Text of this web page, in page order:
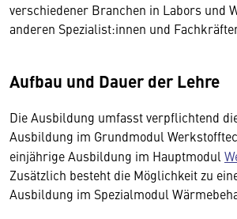
verschiedener Branchen in Labors und
anderen Spezialist:innen und
Aufbau und Dauer der Lehre
Die Ausbildung umfasst verpflichtend
Ausbildung im Grundmodul
einjährige Ausbildung im Hauptmodul
Zusätzlich besteht die Möglichkeit zu
Ausbildung im Spezialmodul